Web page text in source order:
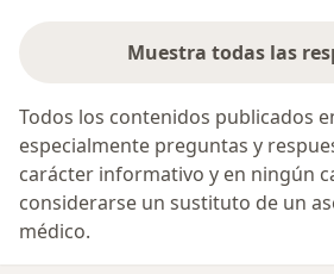
Muestra todas las
Todos los contenidos publicados
especialmente preguntas y
carácter informativo y en ningún
considerarse un sustituto de un
médico.